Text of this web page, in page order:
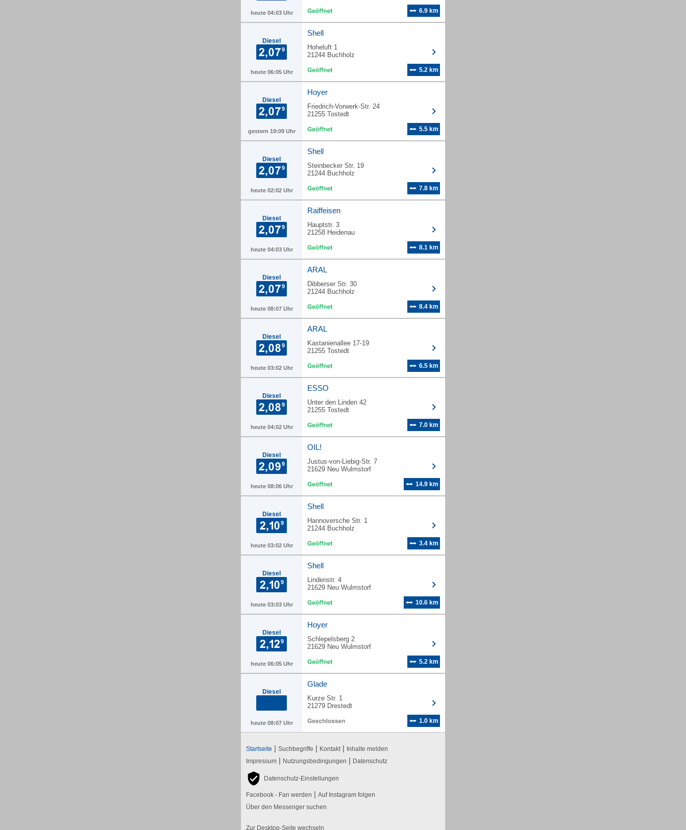
heute 04:03 Uhr 6.9 km
Diesel
heute 06:05 Uhr
Shell
Hoheluft 1
21244 Buchholz
5.2 km
Diesel
gestern 19:09 Uhr
Hoyer
Friedrich-Vorwerk-Str. 24
21255 Tostedt
5.5 km
Diesel
heute 02:02 Uhr
Shell
Steinbecker Str. 19
21244 Buchholz
7.8 km
Diesel
heute 04:03 Uhr
Raiffeisen
Hauptstr. 3
21258 Heidenau
8.1 km
Diesel
heute 08:07 Uhr
ARAL
Dibberser Str. 30
21244 Buchholz
8.4 km
Diesel
heute 03:02 Uhr
ARAL
Kastanienallee 17-19
21255 Tostedt
6.5 km
Diesel
heute 04:02 Uhr
ESSO
Unter den Linden 42
21255 Tostedt
7.0 km
Diesel
heute 08:06 Uhr
OIL!
Justus-von-Liebig-Str. 7
21629 Neu Wulmstorf
14.9 km
Diesel
heute 03:02 Uhr
Shell
Hannoversche Str. 1
21244 Buchholz
3.4 km
Diesel
heute 03:03 Uhr
Shell
Lindenstr. 4
21629 Neu Wulmstorf
10.6 km
Diesel
heute 06:05 Uhr
Hoyer
Schlepelsberg 2
21629 Neu Wulmstorf
5.2 km
Diesel
heute 08:07 Uhr
Glade
Kurze Str. 1
21279 Drestedt
1.0 km
Startseite | Suchbegriffe | Kontakt | Inhalte melden
Impressum | Nutzungsbedingungen | Datenschutz
Datenschutz-Einstellungen
Facebook - Fan werden | Auf Instagram folgen
Über den Messenger suchen
Zur Desktop-Seite wechseln